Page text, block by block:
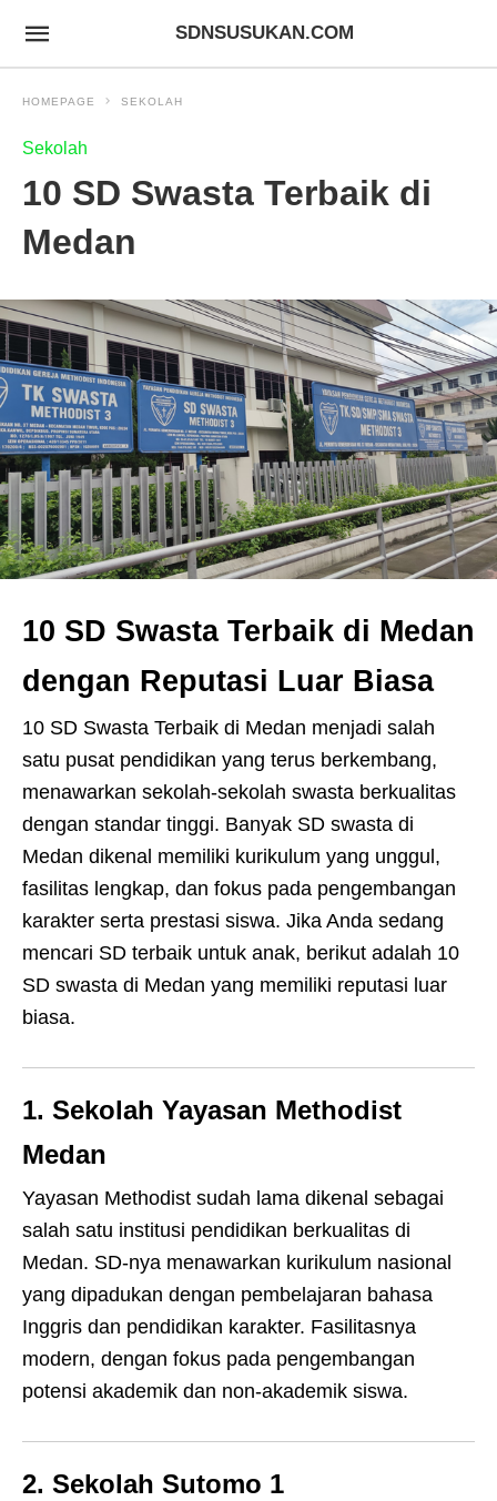
SDNSUSUKAN.COM
HOMEPAGE SEKOLAH
Sekolah
10 SD Swasta Terbaik di
Medan
10 SD Swasta Terbaik di Medan
dengan Reputasi Luar Biasa
10 SD Swasta Terbaik di Medan menjadi salah
satu pusat pendidikan yang terus berkembang,
menawarkan sekolah-sekolah swasta berkualitas
dengan standar tinggi. Banyak SD swasta di
Medan dikenal memiliki kurikulum yang unggul,
fasilitas lengkap, dan fokus pada pengembangan
karakter serta prestasi siswa. Jika Anda sedang
mencari SD terbaik untuk anak, berikut adalah 10
SD swasta di Medan yang memiliki reputasi luar
biasa.
1. Sekolah Yayasan Methodist
Medan
Yayasan Methodist sudah lama dikenal sebagai
salah satu institusi pendidikan berkualitas di
Medan. SD-nya menawarkan kurikulum nasional
yang dipadukan dengan pembelajaran bahasa
Inggris dan pendidikan karakter. Fasilitasnya
modern, dengan fokus pada pengembangan
potensi akademik dan non-akademik siswa.
2. Sekolah Sutomo 1